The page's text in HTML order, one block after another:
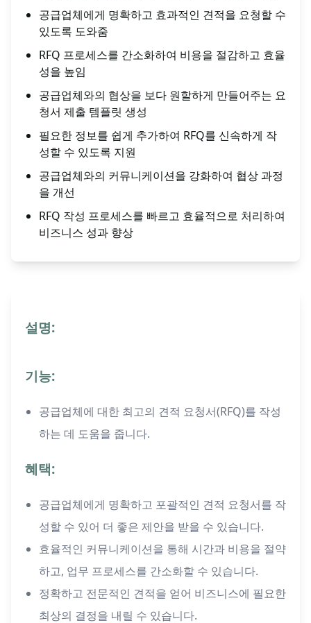
공급업체에게 명확하고 효과적인 견적을 요청할 수
있도록 도와줌
RFQ 프로세스를 간소화하여 비용을 절감하고 효율
성을 높임
공급업체와의 협상을 보다 원할하게 만들어주는 요
청서 제출 템플릿 생성
필요한 정보를 쉽게 추가하여 RFQ를 신속하게 작
성할 수 있도록 지원
공급업체와의 커뮤니케이션을 강화하여 협상 과정
을 개선
RFQ 작성 프로세스를 빠르고 효율적으로 처리하여
비즈니스 성과 향상
설명:
기능:
공급업체에 대한 최고의 견적 요청서(RFQ)를 작성
하는 데 도움을 줍니다.
혜택:
공급업체에게 명확하고 포괄적인 견적 요청서를 작
성할 수 있어 더 좋은 제안을 받을 수 있습니다.
효율적인 커뮤니케이션을 통해 시간과 비용을 절약
하고, 업무 프로세스를 간소화할 수 있습니다.
정확하고 전문적인 견적을 얻어 비즈니스에 필요한
최상의 결정을 내릴 수 있습니다.